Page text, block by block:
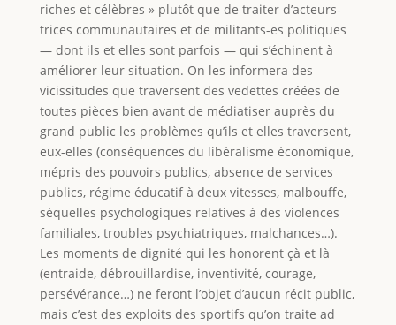
riches et célèbres » plutôt que de traiter d’acteurs-
trices communautaires et de militants-es politiques
— dont ils et elles sont parfois — qui s’échinent à
améliorer leur situation. On les informera des
vicissitudes que traversent des vedettes créées de
toutes pièces bien avant de médiatiser auprès du
grand public les problèmes qu’ils et elles traversent,
eux-elles (conséquences du libéralisme économique,
mépris des pouvoirs publics, absence de services
publics, régime éducatif à deux vitesses, malbouffe,
séquelles psychologiques relatives à des violences
familiales, troubles psychiatriques, malchances…).
Les moments de dignité qui les honorent çà et là
(entraide, débrouillardise, inventivité, courage,
persévérance…) ne feront l’objet d’aucun récit public,
mais c’est des exploits des sportifs qu’on traite ad